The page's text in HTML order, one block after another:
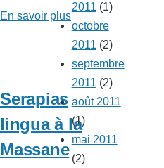
En savoir plussur
Serapias
lingua
à
Canet-
en-
Roussillon
Serapias
lingua à la
Massane
2011(1)
octobre
2011(2)
septembre
2011(2)
août 2011
(1)
mai 2011
(2)